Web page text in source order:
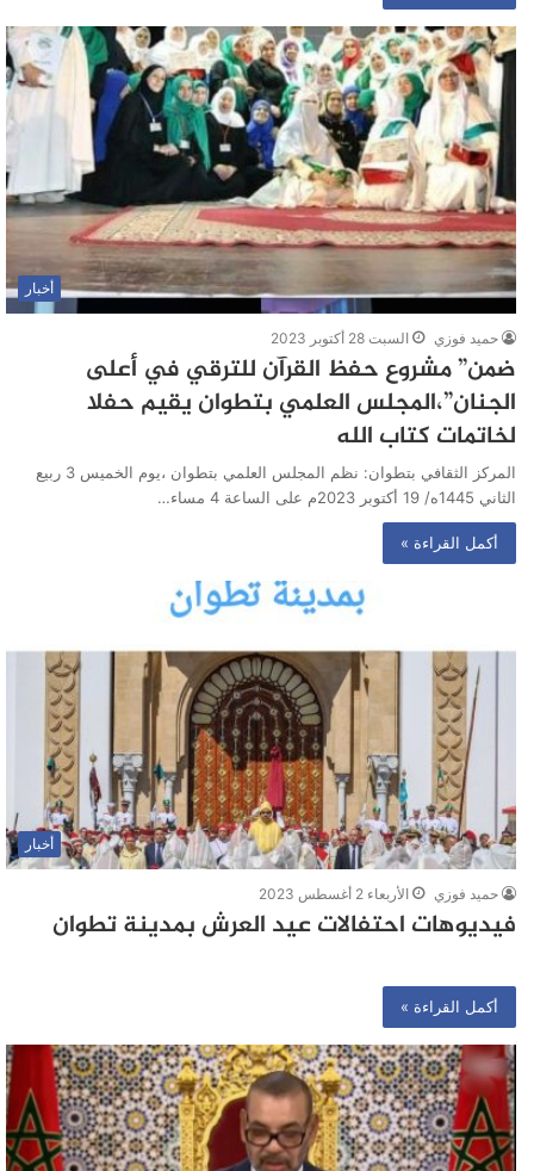
أخبار
حميد فوزي السبت 28 أكتوبر 2023
ضمن” مشروع حفظ القرآن للترقي في أعلى
الجنان”،المجلس العلمي بتطوان يقيم حفلا
لخاتمات كتاب الله
المركز الثقافي بتطوان: نظم المجلس العلمي بتطوان ،يوم الخميس 3 ربيع
الثاني 1445ه/ 19 أكتوبر 2023م على الساعة 4 مساء…
أكمل القراءة »
أخبار
حميد فوزي الأربعاء 2 أغسطس 2023
فيديوهات احتفالات عيد العرش بمدينة تطوان
أكمل القراءة »